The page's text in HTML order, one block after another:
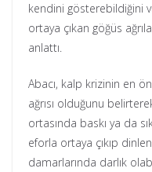
kendini gösterebildiğini
ortaya çıkan göğüs
anlattı.
Abacı, kalp krizinin en
ağrısı olduğunu
ortasında baskı ya da
eforla ortaya çıkıp
damarlarında darlık